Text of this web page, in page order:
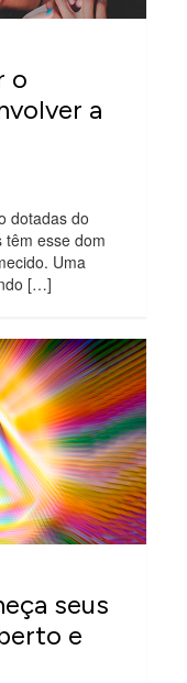
o
a
dotadas do
têm esse dom
Uma
[…]
seus
e